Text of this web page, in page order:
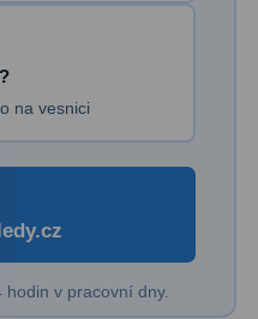
na vesnici
v pracovní dny.